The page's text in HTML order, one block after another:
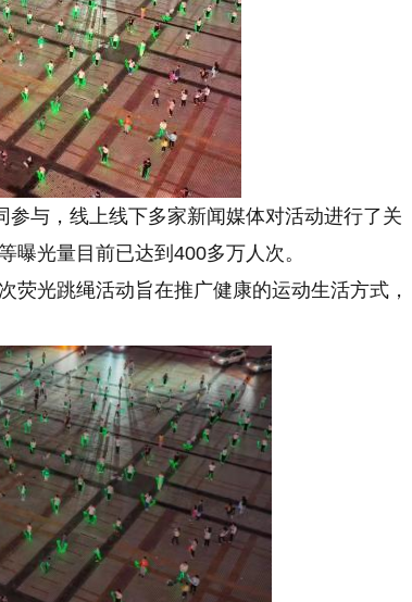
与，线上线下多家新闻媒体对活动进行了关
曝光量目前已达到400多万人次。
荧光跳绳活动旨在推广健康的运动生活方式，